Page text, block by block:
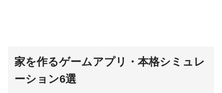
家を作るゲームアプリ・本格シミュレ
ーション6選